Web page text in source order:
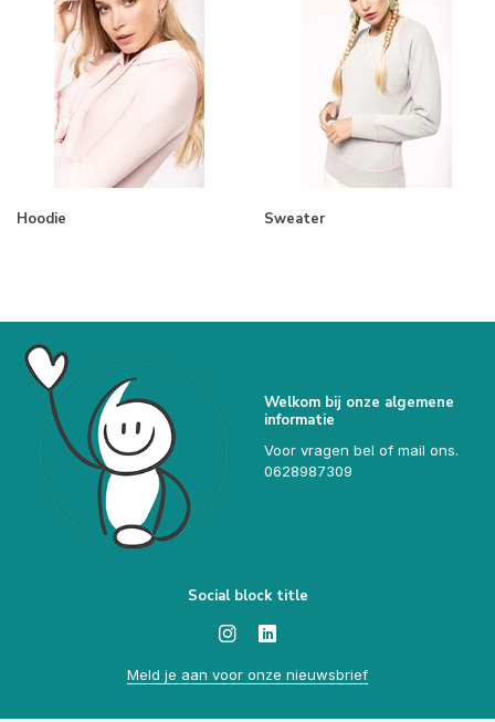
Hoodie Sweater
Welkom bij onze algemene
informatie
Voor vragen bel of mail ons.
0628987309
Social block title
Meld je aan voor onze nieuwsbrief